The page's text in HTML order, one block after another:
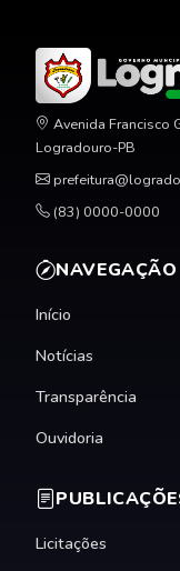
Avenida Francisco
Logradouro-PB
(83) 0000-0000
NAVEGAÇÃO
Início
Notícias
Transparência
Ouvidoria
Licitações